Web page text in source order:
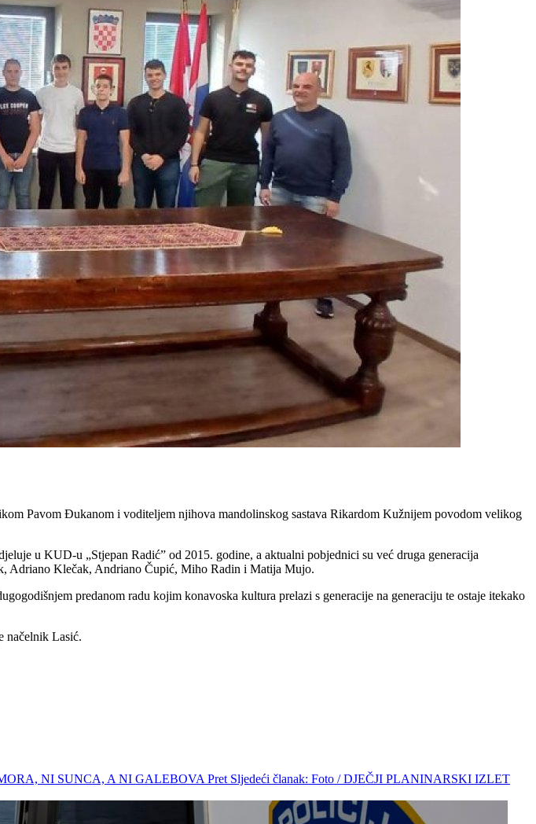
Pavom Đukanom i voditeljem njihova mandolinskog sastava Rikardom Kužnijem povodom velikog
u KUD-u „Stjepan Radić” od 2015. godine, a aktualni pobjednici su već druga generacija
Adriano Klečak, Andriano Čupić, Miho Radin i Matija Mujo.
predanom radu kojim konavoska kultura prelazi s generacije na generaciju te ostaje itekako
načelnik Lasić.
NI SUNCA, A NI GALEBOVA Pret Sljedeći članak: Foto / DJEČJI PLANINARSKI IZLET